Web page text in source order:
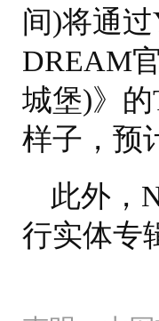
间)将通
DREAM
城堡)》
样子，预
此外，
行实体专